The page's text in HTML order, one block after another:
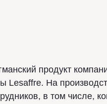
продукт
Lesaffre. На
в том числе,